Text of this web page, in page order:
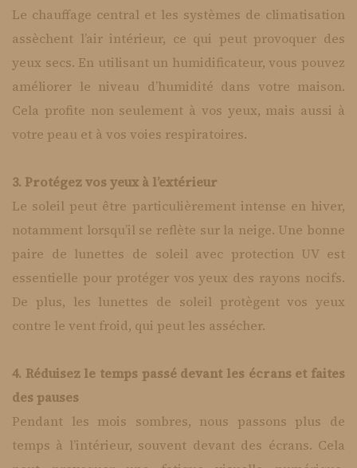
Le chauffage central et les systèmes de climatisation
assèchent l’air intérieur, ce qui peut provoquer des
yeux secs. En utilisant un humidificateur, vous pouvez
améliorer le niveau d’humidité dans votre maison.
Cela profite non seulement à vos yeux, mais aussi à
votre peau et à vos voies respiratoires.
3. Protégez vos yeux à l’extérieur
Le soleil peut être particulièrement intense en hiver,
notamment lorsqu’il se reflète sur la neige. Une bonne
paire de lunettes de soleil avec protection UV est
essentielle pour protéger vos yeux des rayons nocifs.
De plus, les lunettes de soleil protègent vos yeux
contre le vent froid, qui peut les assécher.
4. Réduisez le temps passé devant les écrans et faites
des pauses
Pendant les mois sombres, nous passons plus de
temps à l’intérieur, souvent devant des écrans. Cela